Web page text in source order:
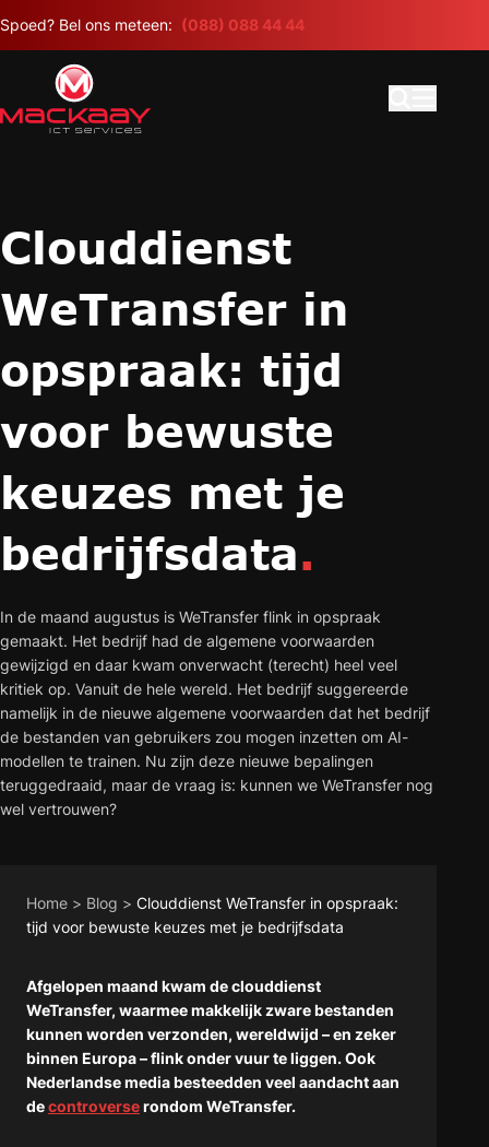
Spoed? Bel ons meteen: (088) 088 44 44
Clouddienst
WeTransfer in
opspraak: tijd
voor bewuste
keuzes met je
bedrijfsdata.
In de maand augustus is WeTransfer flink in opspraak
gemaakt. Het bedrijf had de algemene voorwaarden
gewijzigd en daar kwam onverwacht (terecht) heel veel
kritiek op. Vanuit de hele wereld. Het bedrijf suggereerde
namelijk in de nieuwe algemene voorwaarden dat het bedrijf
de bestanden van gebruikers zou mogen inzetten om AI-
modellen te trainen. Nu zijn deze nieuwe bepalingen
teruggedraaid, maar de vraag is: kunnen we WeTransfer nog
wel vertrouwen?
Home > Blog > Clouddienst WeTransfer in opspraak:
tijd voor bewuste keuzes met je bedrijfsdata
Afgelopen maand kwam de clouddienst
WeTransfer, waarmee makkelijk zware bestanden
kunnen worden verzonden, wereldwijd – en zeker
binnen Europa – flink onder vuur te liggen. Ook
Nederlandse media besteedden veel aandacht aan
decontroverserondom WeTransfer.